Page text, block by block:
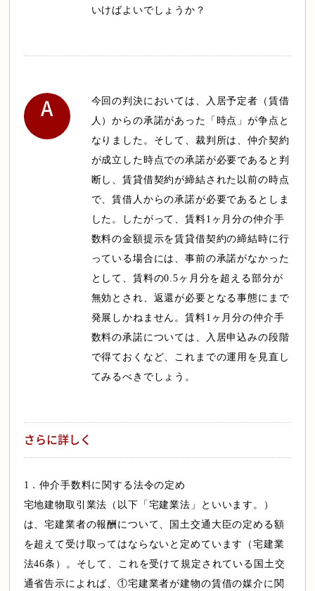
いけばよいでしょうか？
今回の判決においては、入居予定者（賃借
人）からの承諾があった「時点」が争点と
なりました。そして、裁判所は、仲介契約
が成立した時点での承諾が必要であると判
断し、賃貸借契約が締結された以前の時点
で、賃借人からの承諾が必要であるとしま
した。したがって、賃料1ヶ月分の仲介手
数料の金額提示を賃貸借契約の締結時に行
っている場合には、事前の承諾がなかった
として、賃料の0.5ヶ月分を超える部分が
無効とされ、返還が必要となる事態にまで
発展しかねません。賃料1ヶ月分の仲介手
数料の承諾については、入居申込みの段階
で得ておくなど、これまでの運用を見直し
てみるべきでしょう。
さらに詳しく
1．仲介手数料に関する法令の定め
宅地建物取引業法（以下「宅建業法」といいます。）
は、宅建業者の報酬について、国土交通大臣の定める額
を超えて受け取ってはならないと定めています（宅建業
法46条）。そして、これを受けて規定されている国土交
通省告示によれば、①宅建業者が建物の賃借の媒介に関
会員様専用ログイン